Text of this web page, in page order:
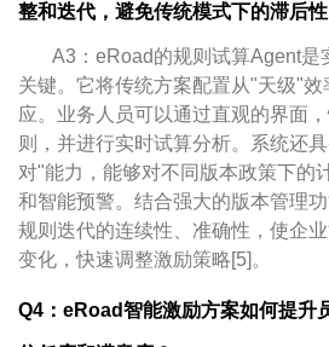
整和迭代，避免传统模式下的滞后性
A3：eRoad的规则试算Agent是
关键。它将传统方案配置从"天级"
应。业务人员可以通过直观的界面
则，并进行实时试算分析。系统还
对"能力，能够对不同版本政策下的
和智能预警。结合强大的版本管理
规则迭代的连续性、准确性，使企
变化，快速调整激励策略[5]。
Q4：eRoad智能激励方案如何提升